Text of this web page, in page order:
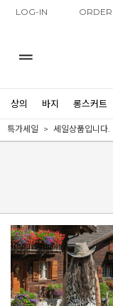
LOG-IN ORDER
상의 바지 롱스커트
특가세일 세일상품입니다.